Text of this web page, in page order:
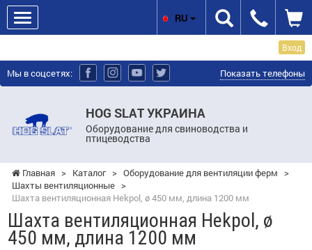
Вход
Мы в соцсетях: Показать телефоны
HOG SLAT УКРАИНА
Оборудование для свиноводства и
птицеводства
RU
Главная > Каталог > Оборудование для вентиляции ферм
>
Шахты вентиляционные >
Шахта вентиляционная Hekpol, ø 450 мм, длина 1200 мм
Шахта вентиляционная Hekpol, ø
450 мм, длина 1200 мм